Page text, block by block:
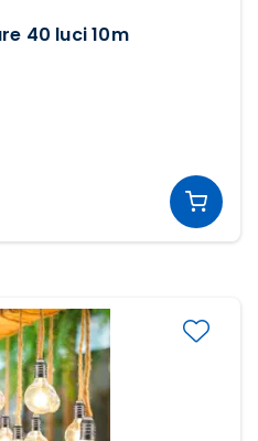
40 luci 10m